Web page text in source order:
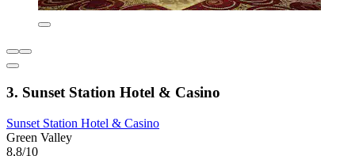
3. Sunset Station Hotel & Casino
Sunset Station Hotel & Casino
Green Valley
8,8/10